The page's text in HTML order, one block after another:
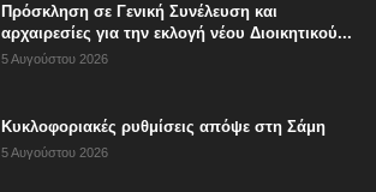
Πρόσκληση σε Γενική Συνέλευση και
αρχαιρεσίες για την εκλογή νέου Διοικητικού...
5 Αυγούστου 2026
Κυκλοφοριακές ρυθμίσεις απόψε στη Σάμη
5 Αυγούστου 2026